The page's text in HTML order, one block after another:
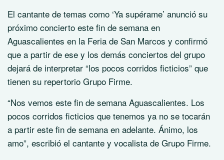
El cantante de temas como ‘Ya supérame’ anunció su
próximo concierto este fin de semana en
Aguascalientes en la Feria de San Marcos y confirmó
que a partir de ese y los demás conciertos del grupo
dejará de interpretar “los pocos corridos ficticios” que
tienen su repertorio Grupo Firme.
“Nos vemos este fin de semana Aguascalientes. Los
pocos corridos ficticios que tenemos ya no se tocarán
a partir este fin de semana en adelante. Ánimo, los
amo”, escribió el cantante y vocalista de Grupo Firme.